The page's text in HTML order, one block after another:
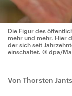
Die Figur des
mehr und mehr. Hier
der sich seit
einschaltet. © dpa/
Von Thorsten